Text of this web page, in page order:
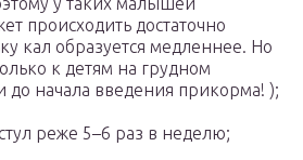
происходить достаточно
кал образуется медленнее. Но
к детям на грудном
до начала введения прикорма! );
реже 5–6 раз в неделю;